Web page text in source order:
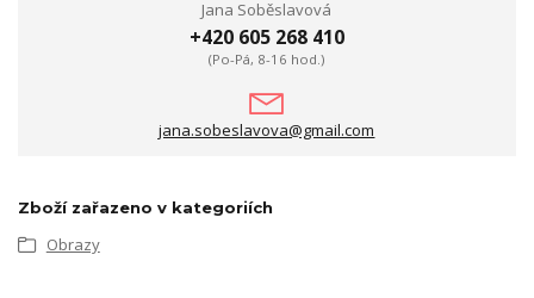
Jana Soběslavová
+420 605 268 410
(Po-Pá, 8-16 hod.)
jana.sobeslavova@gmail.com
Zboží zařazeno v kategoriích
Obrazy